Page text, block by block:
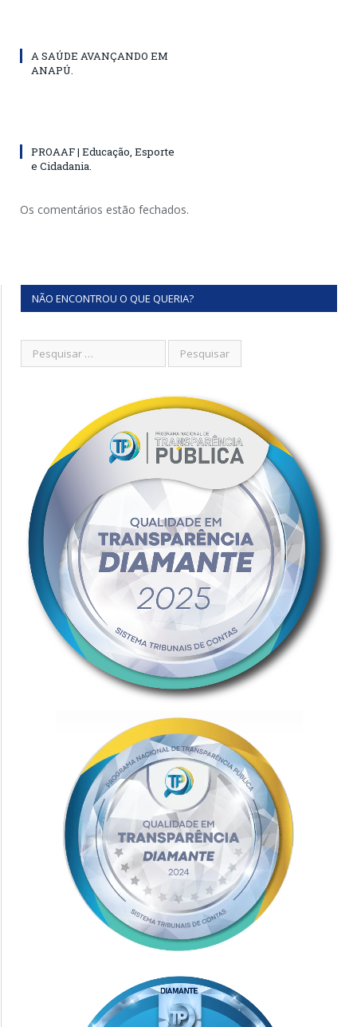
A SAÚDE AVANÇANDO EM
ANAPÚ.
PROAAF | Educação, Esporte
e Cidadania.
Os comentários estão fechados.
NÃO ENCONTROU O QUE QUERIA?